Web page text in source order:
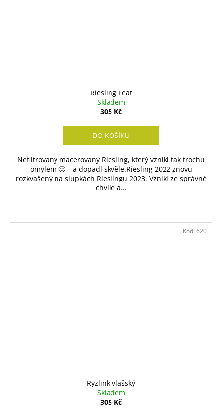
Riesling Feat
Skladem
305 Kč
DO KOŠÍKU
Nefiltrovaný macerovaný Riesling, který vznikl tak trochu
omylem 🙂 – a dopadl skvěle.Riesling 2022 znovu
rozkvašený na slupkách Rieslingu 2023. Vznikl ze správné
chvíle a...
Ryzlink vlašský
Skladem
305 Kč
Kód: 620